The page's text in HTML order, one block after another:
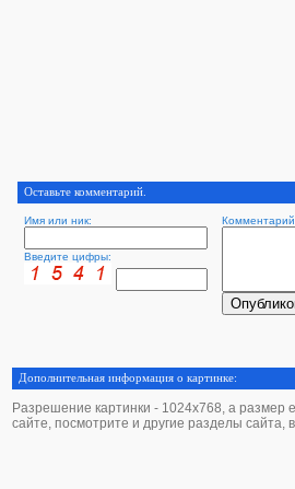
Оставьте комментарий.
Имя или ник:
Введите цифры:
Дополнительная информация о картинке:
Разрешение картинки - 1024х768, а размер
сайте, посмотрите и другие разделы сайта,